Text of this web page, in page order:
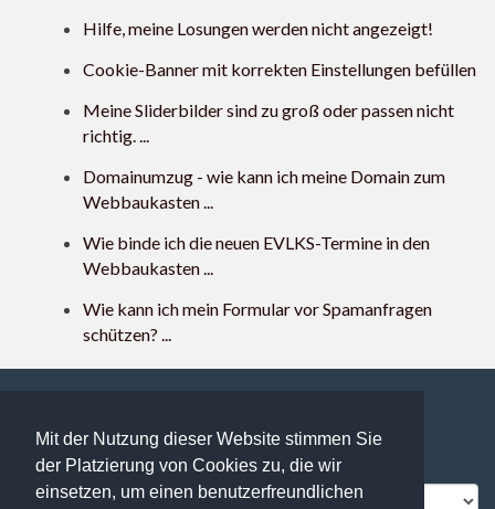
Mit der Nutzung dieser Website stimmen Sie
der Platzierung von Cookies zu, die wir
einsetzen, um einen benutzerfreundlichen
Hilfe, meine Losungen werden nicht angezeigt!
Cookie-Banner mit korrekten Einstellungen befüllen
Meine Sliderbilder sind zu groß oder passen nicht
richtig. ...
Domainumzug - wie kann ich meine Domain zum
Webbaukasten ...
Wie binde ich die neuen EVLKS-Termine in den
Webbaukasten ...
Wie kann ich mein Formular vor Spamanfragen
schützen? ...
117 users online | 117 Gäste und 0 Registrierte
FAQ Übersicht
Sitemap Glossar
Impressum
Datenschutz